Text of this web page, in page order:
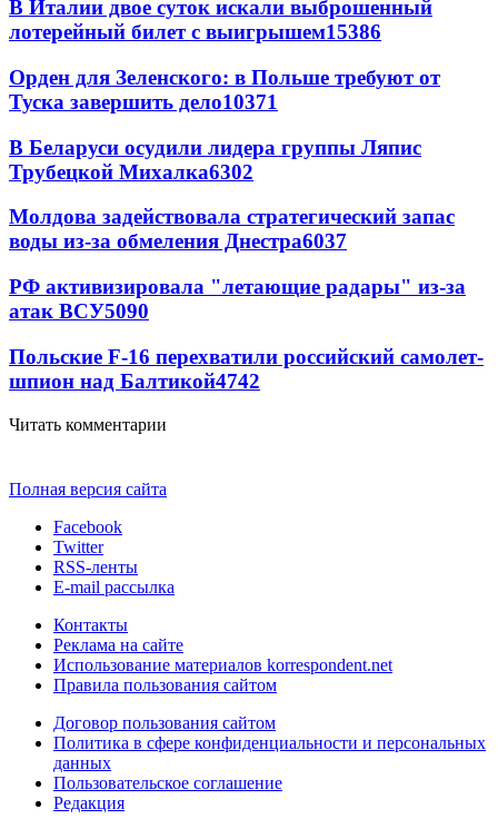
В Италии двое суток искали выброшенный
лотерейный билет с выигрышем15386
Орден для Зеленского: в Польше требуют от
Туска завершить дело10371
В Беларуси осудили лидера группы Ляпис
Трубецкой Михалка6302
Молдова задействовала стратегический запас
воды из-за обмеления Днестра6037
РФ активизировала "летающие радары" из-за
атак ВСУ5090
Польские F-16 перехватили российский самолет-
шпион над Балтикой4742
Читать комментарии
Полная версия сайта
Facebook
Twitter
RSS-ленты
E-mail рассылка
Контакты
Реклама на сайте
Использование материалов korrespondent.net
Правила пользования сайтом
Договор пользования сайтом
Политика в сфере конфиденциальности и персональных
данных
Пользовательское соглашение
Редакция